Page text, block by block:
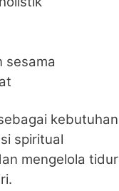
sesama
kebutuhan
spiritual
mengelola tidur